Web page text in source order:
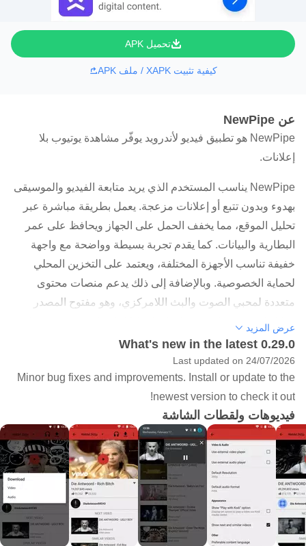
تحميل APK
كيفية تثبيت XAPK / ملف APK
عن NewPipe
NewPipe هو تطبيق فيديو لأندرويد يوفّر مشاهدة يوتيوب بلا
إعلانات.
NewPipe يناسب المستخدم الذي يريد متابعة الفيديو والموسيقى
بهدوء وبدون تتبع أو إعلانات مزعجة. يعمل بطريقة مباشرة عبر
تحليل الموقع، مما يخفف الحمل على الجهاز ويحافظ على عمر
البطارية والبيانات. كما يقدم تجربة بسيطة وواضحة مع واجهة
خفيفة تناسب الأجهزة المختلفة، ويعتمد على التخزين المحلي
لحماية الخصوصية. وبالإضافة إلى ذلك يدعم منصات محتوى
متعددة لمحبي الصوت والبث اللامركزي، وهو مفتوح المصدر
وقابل للمراجعة. لمن يفضّل التحكم الكامل بالتجربة، يبقى خيار
تنزيل NewPipe APK مناسبًا.
مزايا NewPipe الأساسية
عرض الفيديو بدون إعلانات
يمكنك مشاهدة المحتوى من يوتيوب بواجهة خفيفة وخالية من
الإعلانات. يساعد ذلك على تقليل استهلاك البيانات وطاقة
البطارية أثناء المشاهدة الطويلة. كما تقل العناصر المشتتة على
الشاشة، فتصل إلى الفيديو بسرعة وتتنقل بسهولة بين المقاطع.
تنزيل المحتوى للاستخدام دون اتصال
NewPipe يتيح حفظ الفيديو أو الصوت أو الترجمات على جهازك
للاستخدام لاحقًا. تختار الصيغة والدقة بما يناسب المساحة المتاحة
عرض المزيد
What's new in the latest 0.29.0
Last updated on 24/07/2026
Minor bug fixes and improvements. Install or update to the
newest version to check it out!
فيديوهات ولقطات الشاشة